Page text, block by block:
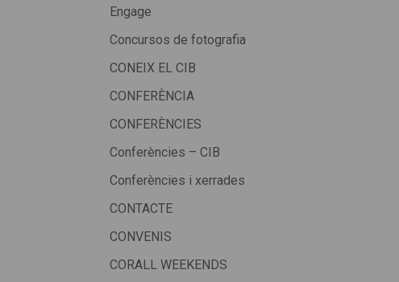
Engage
Concursos de fotografia
CONEIX EL CIB
CONFERÈNCIA
CONFERÈNCIES
Conferències – CIB
Conferències i xerrades
CONTACTE
CONVENIS
CORALL WEEKENDS